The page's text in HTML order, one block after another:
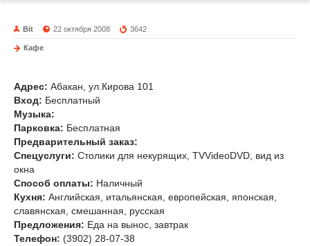
Bit 22 октября 2008 3642
Кафе
Адрес: Абакан, ул.Кирова 101
Вход: Бесплатный
Музыка:
Парковка: Бесплатная
Предварительный заказ:
Спецуслуги: Столики для некурящих, TVVideoDVD, вид из
окна
Способ оплаты: Наличный
Кухня: Английская, итальянская, европейская, японская,
славянская, смешанная, русская
Предложения: Еда на вынос, завтрак
Телефон: (3902) 28-07-38